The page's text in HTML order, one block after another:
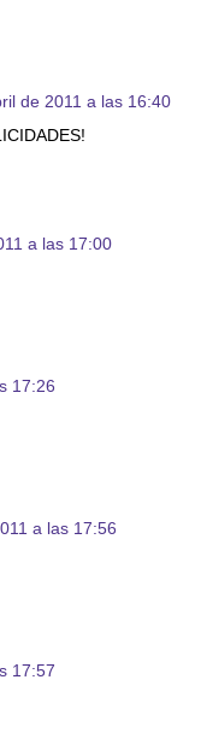
de 2011 a las 16:40
a las 17:00
17:26
a las 17:56
17:57